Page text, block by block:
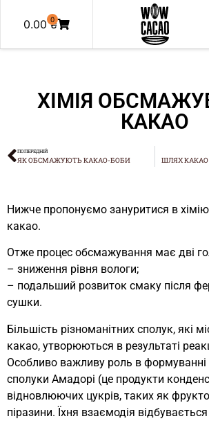
0.00₴
0
ХІМІЯ
КАКАО
ПОПЕРЕДНІЙ
ЯК ОБСМАЖУЮТЬ КАКАО-БОБИ ШЛЯХ КАКАО
Нижче пропонуємо зануритися в
какао.
Отже процес обсмажування має дві
– зниження рівня вологи;
– подальший розвиток смаку після
сушки.
Більшість різноманітних сполук, які
какао, утворюються в результаті
Особливо важливу роль в формуванні
сполуки Амадорі (це продукти
відновлюючих цукрів, таких як
піразини. Їхня взаємодія